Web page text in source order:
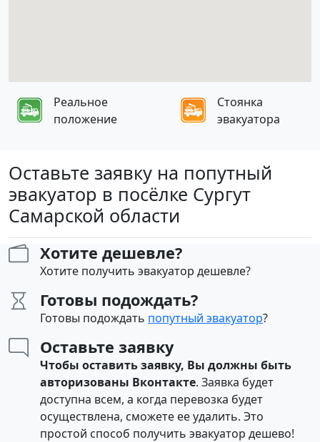
Реальное
положение
Стоянка
эвакуатора
Оставьте заявку на попутный
эвакуатор в посёлке Сургут
Самарской области
Хотите дешевле?
Хотите получить эвакуатор дешевле?
Готовы подождать?
Готовы подождать попутный эвакуатор?
Оставьте заявку
Чтобы оставить заявку, Вы должны быть
авторизованы Вконтакте. Заявка будет
доступна всем, а когда перевозка будет
осуществлена, сможете ее удалить. Это
простой способ получить эвакуатор дешево!